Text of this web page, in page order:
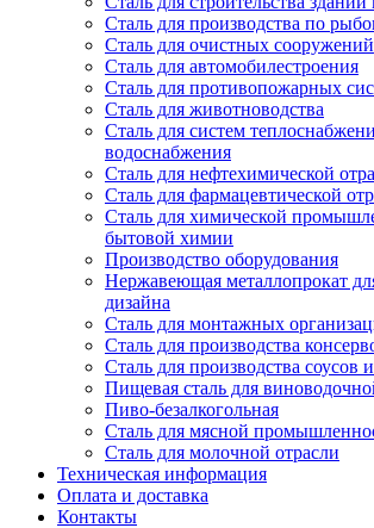
Сталь для производства по
Сталь для очистных сооружений
Сталь для автомобилестроения
Сталь для противопожарных
Сталь для животноводства
Сталь для систем
водоснабжения
Сталь для нефтехимической
Сталь для фармацевтической
Сталь для химической
бытовой химии
Производство оборудования
Нержавеющая металлопрокат
дизайна
Сталь для монтажных
Сталь для производства
Сталь для производства соусов
Пищевая сталь для
Пиво-безалкогольная
Сталь для мясной
Сталь для молочной отрасли
Техническая информация
Оплата и доставка
Контакты